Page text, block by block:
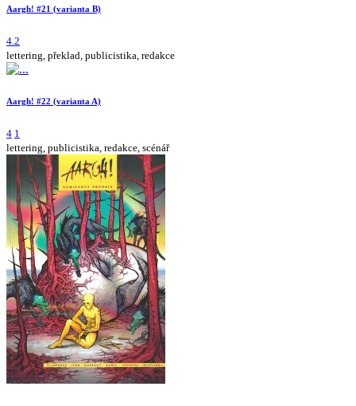
Aargh! #21 (varianta B)
4.2
lettering, překlad, publicistika, redakce
Aargh! #22 (varianta A)
4 1
lettering, publicistika, redakce, scénář